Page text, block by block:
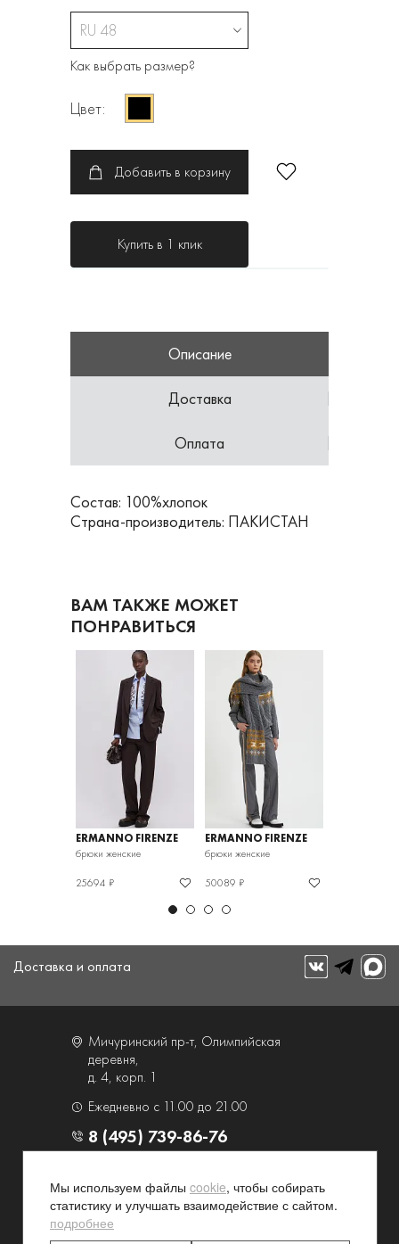
RU 48
Как выбрать размер?
Цвет:
Добавить в корзину
Купить в 1 клик
Описание
Доставка
Оплата
Состав: 100%хлопок
Страна-производитель: ПАКИСТАН
ВАМ ТАКЖЕ МОЖЕТ
ПОНРАВИТЬСЯ
ERMANNO FIRENZE
брюки женские
25694 ₽
ERMANNO FIRENZE
брюки женские
50089 ₽
Доставка и оплата
Мичуринский пр-т, Олимпийская
деревня,
д. 4, корп. 1
Ежедневно с 11.00 до 21.00
8 (495) 739-86-76
Услуги
Контакты и схема проезда
Наши преимущества
Программа лояльности
Мы используем файлы cookie, чтобы собирать
статистику и улучшать взаимодействие с сайтом.
подробнее